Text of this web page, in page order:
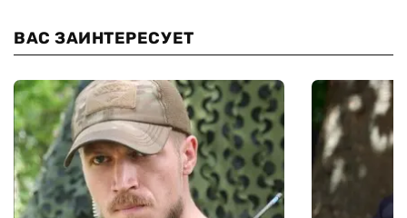
ВАС ЗАИНТЕРЕСУЕТ